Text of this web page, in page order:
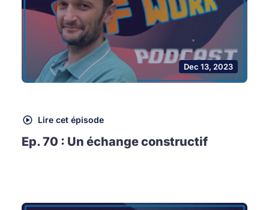
Dec 13, 2023
Lire cet épisode
Ep. 70 : Un échange constructif